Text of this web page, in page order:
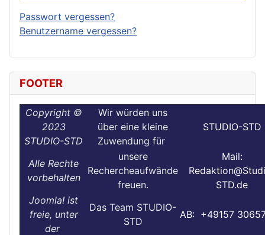
Passwort vergessen?
Benutzername vergessen?
FOOTER
Copyright ©
2023
STUDIO-STD
Wir würden uns
über eine kleine
Zuwendung für
STUDIO-STD
Alle Rechte
vorbehalten
unsere
Rechercheaufwände
freuen.
Mail:
STD.de
Joomla! ist
freie, unter
der
Das Team STUDIO-
STD
AB: +49157